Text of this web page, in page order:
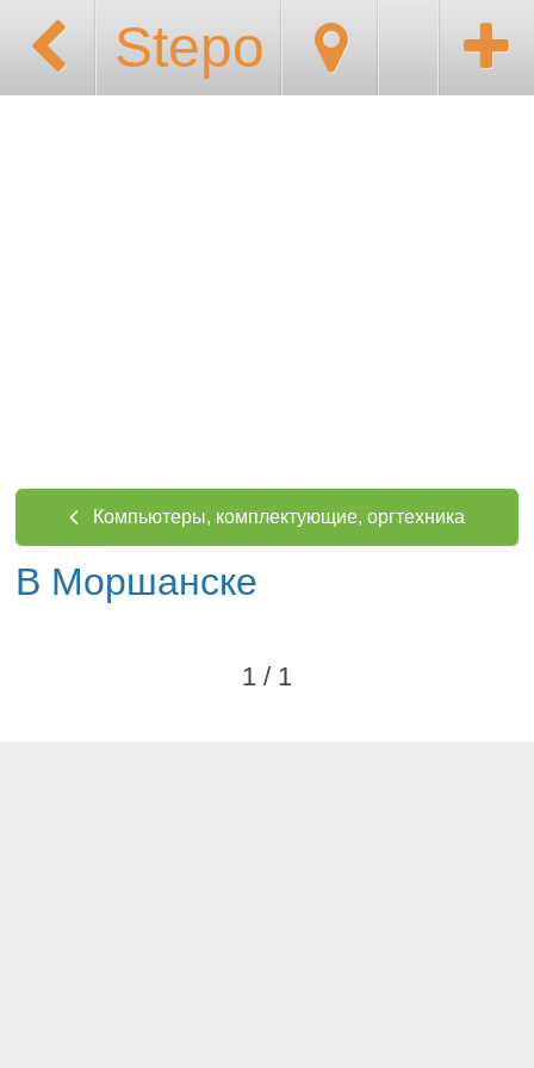
Stepo
Компьютеры, комплектующие, оргтехника
В Моршанске
1 / 1